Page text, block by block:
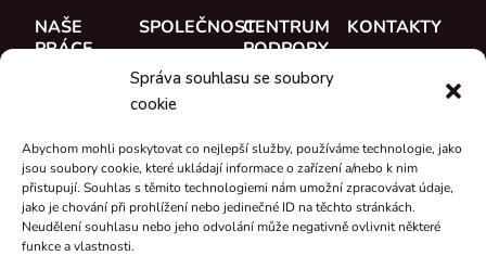
Správa souhlasu se soubory
cookie
Abychom mohli poskytovat co nejlepší služby, používáme technologie, jako
jsou soubory cookie, které ukládají informace o zařízení a/nebo k nim
přistupují. Souhlas s těmito technologiemi nám umožní zpracovávat údaje,
jako je chování při prohlížení nebo jedinečné ID na těchto stránkách.
Neudělení souhlasu nebo jeho odvolání může negativně ovlivnit některé
funkce a vlastnosti.
NAŠE
PRÁCE
Reference
Co je nového
SPOLEČNOST
Seznamte se
Kariéra
Certifikáty a
prohlášení
CENTRUM
PODPORY
Dokumentace
Podpora
KONTAKTY